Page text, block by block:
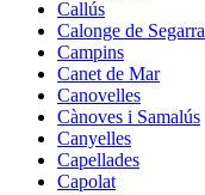
Callús
Calonge de Segarra
Campins
Canet de Mar
Canovelles
Cànoves i Samalús
Canyelles
Capellades
Capolat